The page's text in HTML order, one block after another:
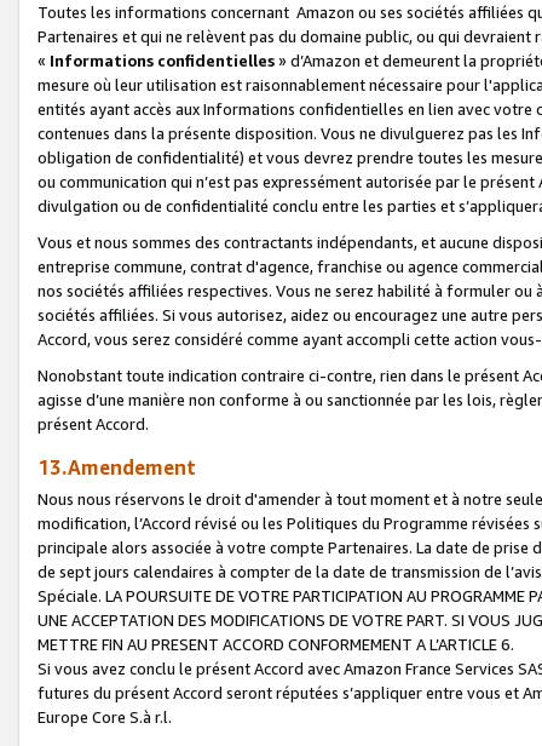
Toutes les informations concernant Amazon ou ses sociétés affiliées
Partenaires et qui ne relèvent pas du domaine public, ou qui
« Informations confidentielles» d’Amazon et demeurent la
mesure où leur utilisation est raisonnablement nécessaire pour
entités ayant accès aux Informations confidentielles en lien avec
contenues dans la présente disposition. Vous ne divulguerez pas les
obligation de confidentialité) et vous devrez prendre toutes les
ou communication qui n’est pas expressément autorisée par le
divulgation ou de confidentialité conclu entre les parties et
Vous et nous sommes des contractants indépendants, et aucune
entreprise commune, contrat d'agence, franchise ou agence
nos sociétés affiliées respectives. Vous ne serez habilité à formuler
sociétés affiliées. Si vous autorisez, aidez ou encouragez une autre
Accord, vous serez considéré comme ayant accompli cette action
Nonobstant toute indication contraire ci-contre, rien dans le présent
agisse d’une manière non conforme à ou sanctionnée par les lois,
présent Accord.
13.Amendement
Nous nous réservons le droit d'amender à tout moment et à notre
modification, l’Accord révisé ou les Politiques du Programme
principale alors associée à votre compte Partenaires. La date de
de sept jours calendaires à compter de la date de transmission de
Spéciale. LA POURSUITE DE VOTRE PARTICIPATION AU PROGRAMME
UNE ACCEPTATION DES MODIFICATIONS DE VOTRE PART. SI VOUS
METTRE FIN AU PRESENT ACCORD CONFORMEMENT A L’ARTICLE 6.
Si vous avez conclu le présent Accord avec Amazon France Services
futures du présent Accord seront réputées s’appliquer entre vous et
Europe Core S.à r.l.